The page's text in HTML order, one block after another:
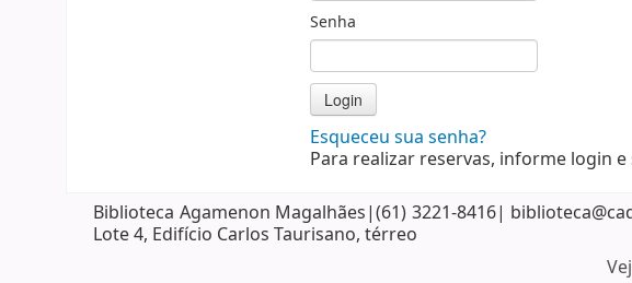
Senha
Esqueceu sua senha?
Para realizar reservas, informe login e
Biblioteca Agamenon Magalhães|(61) 3221-8416|
Lote 4, Edifício Carlos Taurisano, térreo